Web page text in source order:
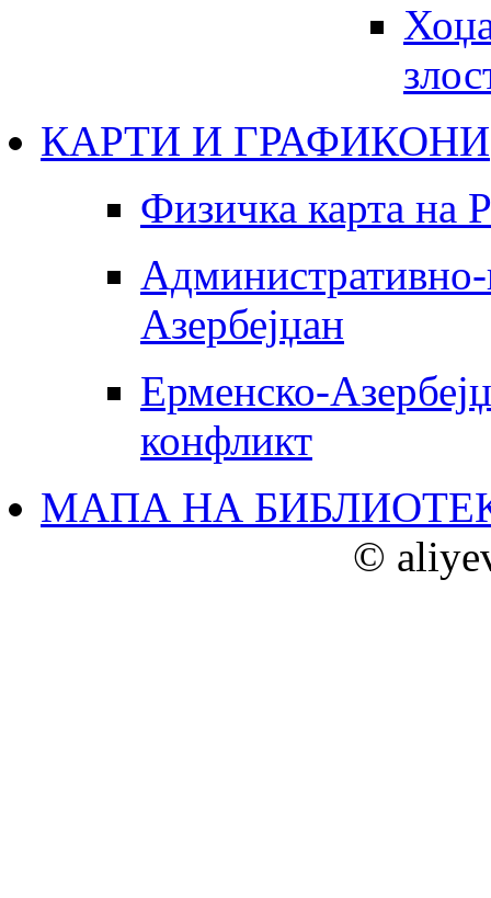
КАРТИ И ГРАФИКОНИ
Физичка карта на
Административно-
Азербејџан
Ерменско-
конфликт
МАПА НА
©